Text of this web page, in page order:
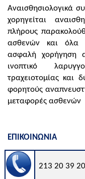
Αναισθησιολογικά
χορηγείται
πλήρους
ασθενών και όλα
ασφαλή χορήγηση
ινοπτικό
τραχειοτομίας και
φορητούς
μεταφορές ασθενών
ΕΠΙΚΟΙΝΩΝΙΑ
213 20 39